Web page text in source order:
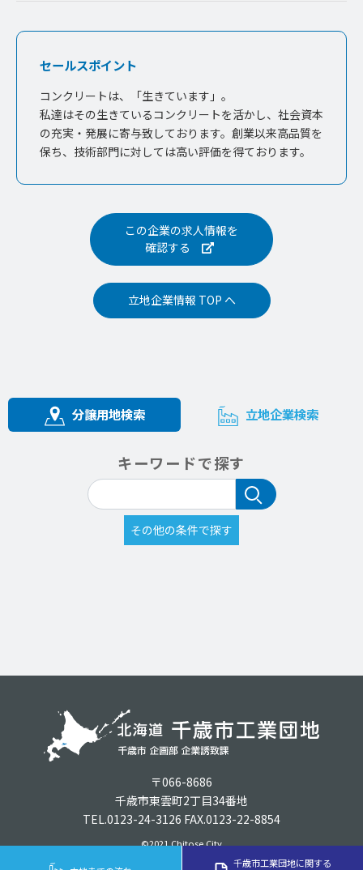
セールスポイント
コンクリートは、「生きています」。
私達はその生きているコンクリートを活かし、社会資本
の充実・発展に寄与致しております。創業以来高品質を
保ち、技術部門に対しては高い評価を得ております。
この企業の求人情報を
確認する
立地企業情報 TOP へ
分譲用地検索 立地企業検索
キーワードで探す
〒066-8686
千歳市東雲町2丁目34番地
TEL.0123-24-3126 FAX.0123-22-8854
©2021 Chitose City
千歳市工業団地に関する